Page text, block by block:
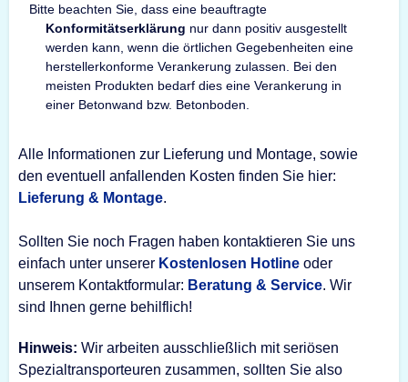
Bitte beachten Sie, dass eine beauftragte
Konformitätserklärung nur dann positiv ausgestellt
werden kann, wenn die örtlichen Gegebenheiten eine
herstellerkonforme Verankerung zulassen. Bei den
meisten Produkten bedarf dies eine Verankerung in
einer Betonwand bzw. Betonboden.
Alle Informationen zur Lieferung und Montage, sowie
den eventuell anfallenden Kosten finden Sie hier:
Lieferung & Montage.
Sollten Sie noch Fragen haben kontaktieren Sie uns
einfach unter unserer Kostenlosen Hotline oder
unserem Kontaktformular: Beratung & Service. Wir
sind Ihnen gerne behilflich!
Hinweis: Wir arbeiten ausschließlich mit seriösen
Spezialtransporteuren zusammen, sollten Sie also